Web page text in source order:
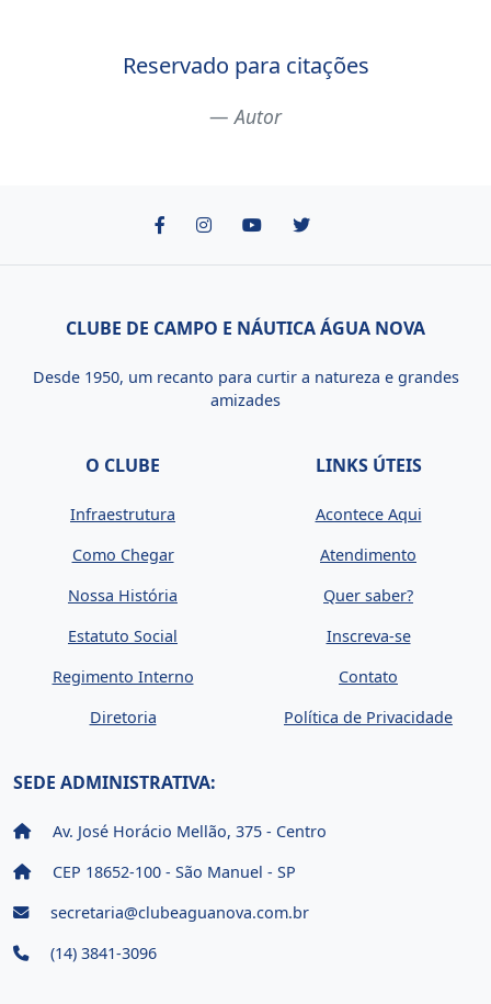
Reservado para citações
Autor
CLUBE DE CAMPO E NÁUTICA ÁGUA NOVA
Desde 1950, um recanto para curtir a natureza e grandes
amizades
O CLUBE
Infraestrutura
Como Chegar
Nossa História
Estatuto Social
Regimento Interno
Diretoria
LINKS ÚTEIS
Acontece Aqui
Atendimento
Quer saber?
Inscreva-se
Contato
Política de Privacidade
SEDE ADMINISTRATIVA:
Av. José Horácio Mellão, 375 - Centro
CEP 18652-100 - São Manuel - SP
secretaria@clubeaguanova.com.br
(14) 3841-3096